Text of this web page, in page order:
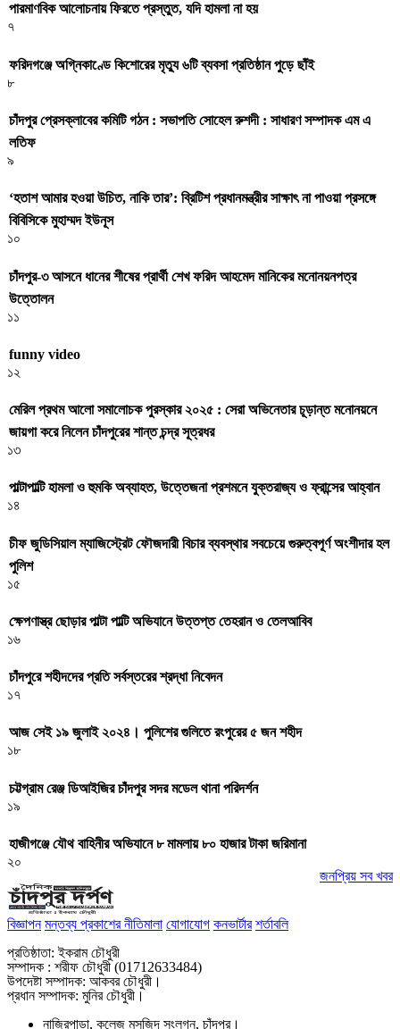
পারমাণবিক আলোচনায় ফিরতে প্রস্তুত, যদি হামলা না হয়
৭
ফরিদগঞ্জে অগ্নিকাণ্ডে কিশোরের মৃত্যু ৬টি ব্যবসা প্রতিষ্ঠান পুড়ে ছাঁই
৮
চাঁদপুর প্রেসক্লাবের কমিটি গঠন : সভাপতি সোহেল রুশদী : সাধারণ সম্পাদক এম এ
লতিফ
৯
‘হতাশ আমার হওয়া উচিত, নাকি তার’: ব্রিটিশ প্রধানমন্ত্রীর সাক্ষাৎ না পাওয়া প্রসঙ্গে
বিবিসিকে মুহাম্মদ ইউনূস
১০
চাঁদপুর-৩ আসনে ধানের শীষের প্রার্থী শেখ ফরিদ আহমেদ মানিকের মনোনয়নপত্র
উত্তোলন
১১
funny video
১২
মেরিল প্রথম আলো সমালোচক পুরস্কার ২০২৫ : সেরা অভিনেতার চূড়ান্ত মনোনয়নে
জায়গা করে নিলেন চাঁদপুরের শান্ত চন্দ্র সূত্রধর
১৩
পাল্টাপাল্টি হামলা ও হুমকি অব্যাহত, উত্তেজনা প্রশমনে যুক্তরাজ্য ও ফ্রান্সের আহ্বান
১৪
চীফ জুডিসিয়াল ম্যাজিস্ট্রেট ফৌজদারী বিচার ব্যবস্থার সবচেয়ে গুরুত্বপূর্ণ অংশীদার হল
পুলিশ
১৫
ক্ষেপণাস্ত্র ছোড়ার পাল্টা পাল্টি অভিযানে উত্তপ্ত তেহরান ও তেলআবিব
১৬
চাঁদপুরে শহীদদের প্রতি সর্বস্তরের শ্রদ্ধা নিবেদন
১৭
আজ সেই ১৯ জুলাই ২০২৪। পুলিশের গুলিতে রংপুরের ৫ জন শহীদ
১৮
চট্টগ্রাম রেঞ্জ ডিআইজির চাঁদপুর সদর মডেল থানা পরিদর্শন
১৯
হাজীগঞ্জে যৌথ বাহিনীর অভিযানে ৮ মামলায় ৮০ হাজার টাকা জরিমানা
২০
জনপ্রিয় সব খবর
বিজ্ঞাপন মন্তব্য প্রকাশের নীতিমালা যোগাযোগ কনভার্টার শর্তাবলি
প্রতিষ্ঠাতা: ইকরাম চৌধুরী
সম্পাদক : শরীফ চৌধুরী (01712633484)
উপদেষ্টা সম্পাদক: আকবর চৌধুরী।
প্রধান সম্পাদক: মুনির চৌধুরী।
নাজিরপাড়া, কলেজ মসজিদ সংলগ্ন, চাঁদপুর।